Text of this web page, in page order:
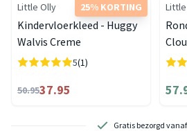
25% KORTING
Little Olly
Kindervloerkleed - Huggy
Walvis Creme
5(1)
50.9537.95
Gratis bezorgd